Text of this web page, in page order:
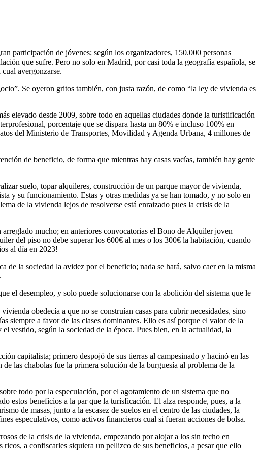
participación de jóvenes; según los organizadores, 150.000 personas
que sufre. Pero no solo en Madrid, por casi toda la geografía española, se
avergonzarse.
Se oyeron gritos también, con justa razón, de como “la ley de vivienda es
elevado desde 2009, sobre todo en aquellas ciudades donde la turistificación
porcentaje que se dispara hasta un 80% e incluso 100% en
del Ministerio de Transportes, Movilidad y Agenda Urbana, 4 millones de
de beneficio, de forma que mientras hay casas vacías, también hay gente
suelo, topar alquileres, construcción de un parque mayor de vivienda,
y su funcionamiento. Estas y otras medidas ya se han tomado, y no solo en
de la vivienda lejos de resolverse está enraizado pues la crisis de la
mucho; en anteriores convocatorias el Bono de Alquiler joven
del piso no debe superar los 600€ al mes o los 300€ la habitación, cuando
al día en 2023!
de la sociedad la avidez por el beneficio; nada se hará, salvo caer en la misma
el desempleo, y solo puede solucionarse con la abolición del sistema que le
obedecía a que no se construían casas para cubrir necesidades, sino
siempre a favor de las clases dominantes. Ello es así porque el valor de la
vestido, según la sociedad de la época. Pues bien, en la actualidad, la
capitalista; primero despojó de sus tierras al campesinado y hacinó en las
las chabolas fue la primera solución de la burguesía al problema de la
todo por la especulación, por el agotamiento de un sistema que no
estos beneficios a la par que la turisficación. El alza responde, pues, a la
de masas, junto a la escasez de suelos en el centro de las ciudades, la
especulativos, como activos financieros cual si fueran acciones de bolsa.
de la crisis de la vivienda, empezando por alojar a los sin techo en
a confiscarles siquiera un pellizco de sus beneficios, a pesar que ello